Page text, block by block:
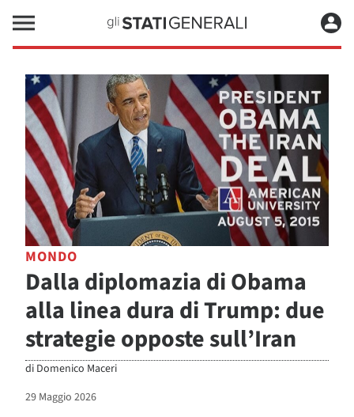
MONDO
Dalla diplomazia di Obama
alla linea dura di Trump: due
strategie opposte sull’Iran
di Domenico Maceri
29 Maggio 2026